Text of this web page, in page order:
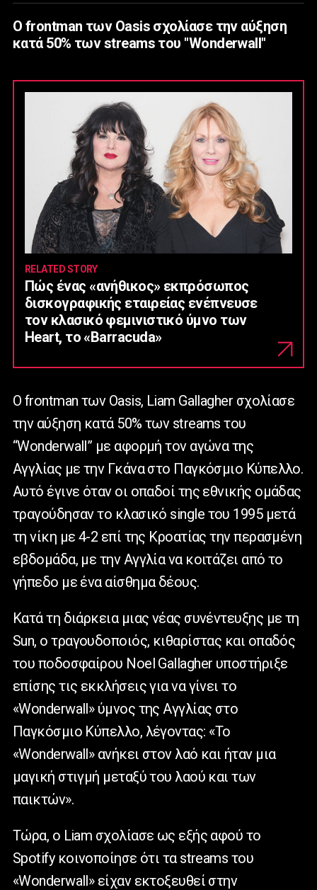
Ο frontman των Oasis σχολίασε την αύξηση
κατά 50% των streams του "Wonderwall"
RELATED STORY
Πώς ένας «ανήθικος» εκπρόσωπος
δισκογραφικής εταιρείας ενέπνευσε
τον κλασικό φεμινιστικό ύμνο των
Heart, το «Barracuda»
Ο frontman των Oasis, Liam Gallagher σχολίασε
την αύξηση κατά 50% των streams του
“Wonderwall” με αφορμή τον αγώνα της
Αγγλίας με την Γκάνα στο Παγκόσμιο Κύπελλο.
Αυτό έγινε όταν οι οπαδοί της εθνικής ομάδας
τραγούδησαν το κλασικό single του 1995 μετά
τη νίκη με 4-2 επί της Κροατίας την περασμένη
εβδομάδα, με την Αγγλία να κοιτάζει από το
γήπεδο με ένα αίσθημα δέους.
Κατά τη διάρκεια μιας νέας συνέντευξης με τη
Sun, ο τραγουδοποιός, κιθαρίστας και οπαδός
του ποδοσφαίρου Noel Gallagher υποστήριξε
επίσης τις εκκλήσεις για να γίνει το
«Wonderwall» ύμνος της Αγγλίας στο
Παγκόσμιο Κύπελλο, λέγοντας: «Το
«Wonderwall» ανήκει στον λαό και ήταν μια
μαγική στιγμή μεταξύ του λαού και των
παικτών».
Τώρα, o Liam σχολίασε ως εξής αφού το
Spotify κοινοποίησε ότι τα streams του
«Wonderwall» είχαν εκτοξευθεί στην